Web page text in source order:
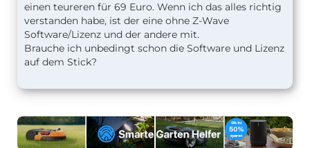
einen teureren für 69 Euro. Wenn ich das alles richtig
verstanden habe, ist der eine ohne Z-Wave
Software/Lizenz und der andere mit.
Brauche ich unbedingt schon die Software und Lizenz
auf dem Stick?